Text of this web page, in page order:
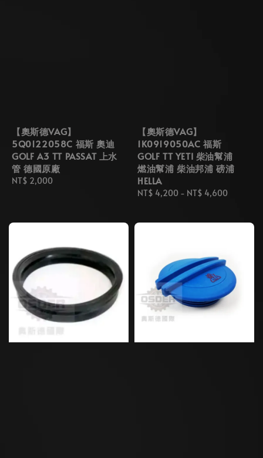
【奧斯德VAG】
5Q0122058C 福斯 奧迪
GOLF A3 TT PASSAT 上水
管 德國原廠
Regular
NT$ 2,000
【奧斯德VAG】
1K0919050AC 福斯
GOLF TT YETI 柴油幫浦
燃油幫浦 柴油邦浦 磅浦
HELLA
Regular
NT$ 4,200 - NT$ 4,600